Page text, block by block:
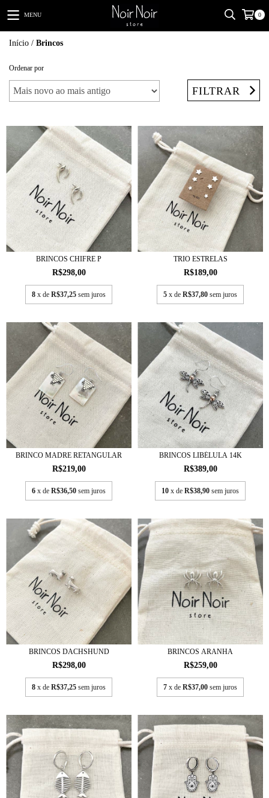
MENU 0
Início / Brincos
Ordenar por
FILTRAR
BRINCOS CHIFRE P
R$298,00
8 x de R$37,25 sem juros
TRIO ESTRELAS
R$189,00
5 x de R$37,80 sem juros
BRINCO MADRE RETANGULAR
R$219,00
6 x de R$36,50 sem juros
BRINCOS LIBÉLULA 14K
R$389,00
10 x de R$38,90 sem juros
BRINCOS DACHSHUND
R$298,00
8 x de R$37,25 sem juros
BRINCOS ARANHA
R$259,00
7 x de R$37,00 sem juros